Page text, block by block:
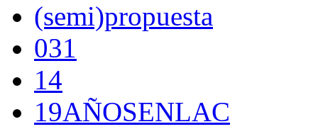
(semi)propuesta
031
14
19AÑOSENLAC